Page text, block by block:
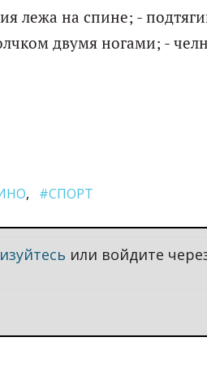
лежа на спине; -
двумя ногами; -
#СПОРТ
или войдите